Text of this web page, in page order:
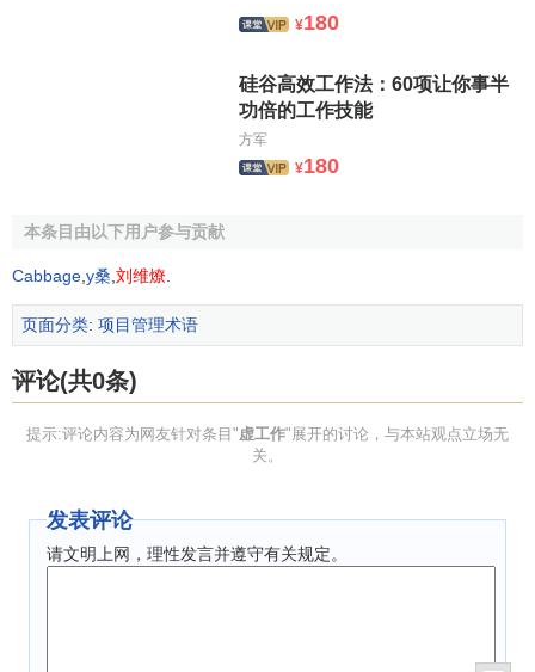
2.1 关于虚工作构图规定的错误
（1）元素结构符号与虚工作结构符号具有本质的不同。
形称为结构符号，通常称为绘图符号。用来表示元素（工
工作结构符号，分别简称为实矢和虚矢。虚工作是一个描述
“层序联系”的结构符号。“层序联系”本质上是一种时间的逻辑
逻辑混乱错误1：第2.1.2条说，在双代号网络图中使用虚
箭线是“用来使有关工作的逻辑关系得到正确的表达”，这段文
¥180
硅谷高效工作法：60项让你事半
功倍的工作技能
方军
¥180
本条目由以下用户参与贡献
Cabbage y桑 刘维燎
页面分类: 项目管理术语
评论(共0条)
提示:评论内容为网友针对条目"虚工作"展开的讨论，与本站观点立场无
关。
发表评论
请文明上网，理性发言并遵守有关规定。